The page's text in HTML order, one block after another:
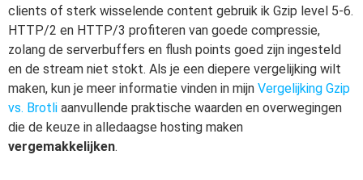
clients of sterk wisselende content gebruik ik Gzip level 5-6.
HTTP/2 en HTTP/3 profiteren van goede compressie,
zolang de serverbuffers en flush points goed zijn ingesteld
en de stream niet stokt. Als je een diepere vergelijking wilt
maken, kun je meer informatie vinden in mijn Vergelijking Gzip
vs. Brotli aanvullende praktische waarden en overwegingen
die de keuze in alledaagse hosting maken
vergemakkelijken.